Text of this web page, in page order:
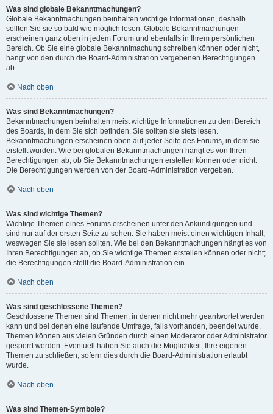
Was sind globale Bekanntmachungen?
Globale Bekanntmachungen beinhalten wichtige Informationen, deshalb
sollten Sie sie so bald wie möglich lesen. Globale Bekanntmachungen
erscheinen ganz oben in jedem Forum und ebenfalls in Ihrem persönlichen
Bereich. Ob Sie eine globale Bekanntmachung schreiben können oder nicht,
hängt von den durch die Board-Administration vergebenen Berechtigungen
ab.
Nach oben
Was sind Bekanntmachungen?
Bekanntmachungen beinhalten meist wichtige Informationen zu dem Bereich
des Boards, in dem Sie sich befinden. Sie sollten sie stets lesen.
Bekanntmachungen erscheinen oben auf jeder Seite des Forums, in dem sie
erstellt wurden. Wie bei globalen Bekanntmachungen hängt es von Ihren
Berechtigungen ab, ob Sie Bekanntmachungen erstellen können oder nicht.
Die Berechtigungen werden von der Board-Administration vergeben.
Nach oben
Was sind wichtige Themen?
Wichtige Themen eines Forums erscheinen unter den Ankündigungen und
sind nur auf der ersten Seite zu sehen. Sie haben meist einen wichtigen Inhalt,
weswegen Sie sie lesen sollten. Wie bei den Bekanntmachungen hängt es von
Ihren Berechtigungen ab, ob Sie wichtige Themen erstellen können oder nicht;
die Berechtigungen stellt die Board-Administration ein.
Nach oben
Was sind geschlossene Themen?
Geschlossene Themen sind Themen, in denen nicht mehr geantwortet werden
kann und bei denen eine laufende Umfrage, falls vorhanden, beendet wurde.
Themen können aus vielen Gründen durch einen Moderator oder Administrator
gesperrt werden. Eventuell haben Sie auch die Möglichkeit, Ihre eigenen
Themen zu schließen, sofern dies durch die Board-Administration erlaubt
wurde.
Nach oben
Was sind Themen-Symbole?